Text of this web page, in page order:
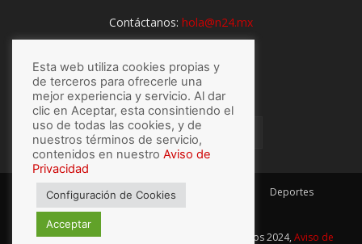
Contáctanos: hola@n24.mx
SÍGUENOS
México Mundo Economía
Deportes
Espectaculos
© Hecho con por N24.mx, Derechos Reservados 2024, Aviso de
Esta web utiliza cookies propias y
de terceros para ofrecerle una
mejor experiencia y servicio. Al dar
clic en Aceptar, esta consintiendo el
uso de todas las cookies, y de
nuestros términos de servicio,
contenidos en nuestro Aviso de
Privacidad
Configuración de Cookies
Acceptar